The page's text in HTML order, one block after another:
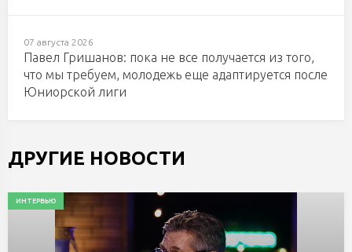
07 августа 2026
Павел Гришанов: пока не все получается из того,
что мы требуем, молодежь еще адаптируется после
Юниорской лиги
ДРУГИЕ НОВОСТИ
ИНТЕРВЬЮ